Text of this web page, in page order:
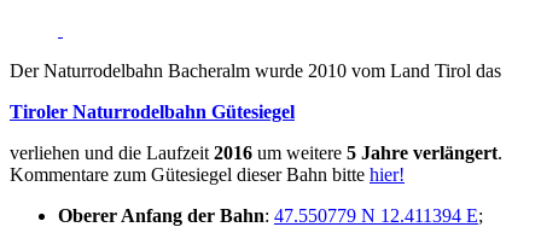
Der Naturrodelbahn Bacheralm wurde 2010 vom Land Tirol das
Tiroler Naturrodelbahn Gütesiegel
verliehen und die Laufzeit 2016 um weitere 5 Jahre verlängert.
Kommentare zum Gütesiegel dieser Bahn bitte hier!
Oberer Anfang der Bahn: 47.550779 N 12.411394 E;